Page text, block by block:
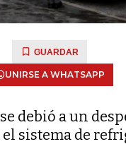
GUARDAR
UNIRSE A WHATSAPP
debió a un
sistema de